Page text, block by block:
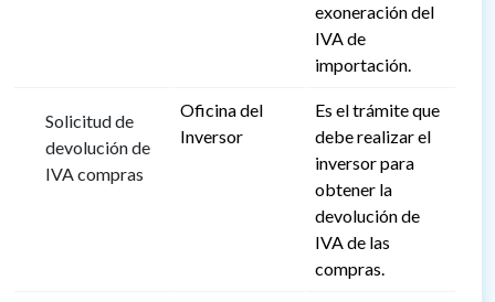
exoneración del
IVA de
importación.
Solicitud de
devolución de
IVA compras
Oficina del
Inversor
Es el trámite que
debe realizar el
inversor para
obtener la
devolución de
IVA de las
compras.